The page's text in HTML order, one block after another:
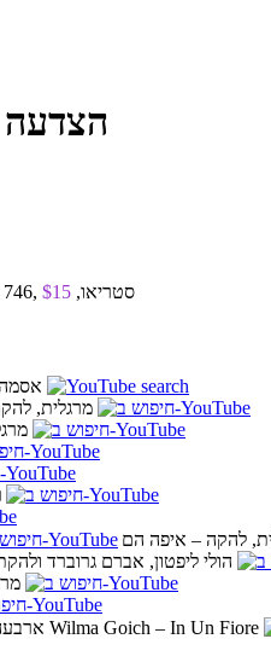
הצדעה
אריך נגן “12, ארצות-הברית, 1969, Monitor, MFS 746, סטריאו, $15
1.
2. מרגלית,
3.
להקה‏ – איפה הם
9. הולי ליפטון, אברם גרוברד
12. Wilma Goich – In Un Fiore